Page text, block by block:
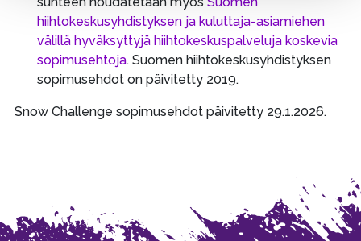
hiihtokeskusyhdistyksen ja kuluttaja-asiamiehen
välillä hyväksyttyjä hiihtokeskuspalveluja koskevia
sopimusehtoja. Suomen hiihtokeskusyhdistyksen
sopimusehdot on päivitetty 2019.
Snow Challenge sopimusehdot päivitetty 29.1.2026.